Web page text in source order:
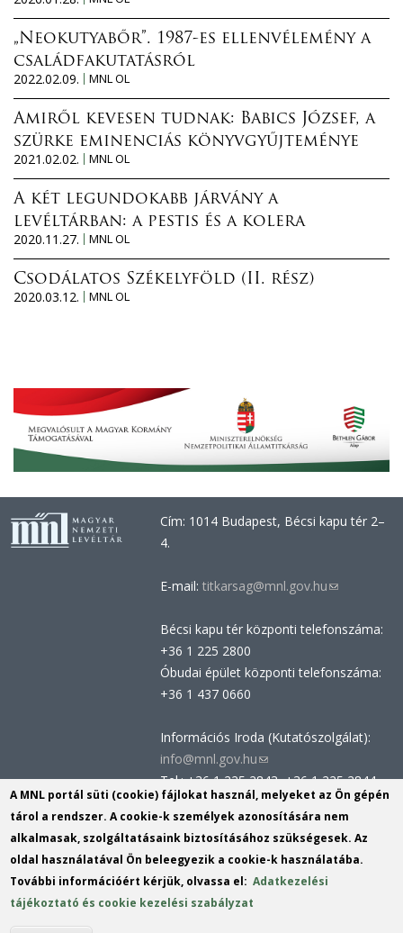
„Neokutyabőr”. 1987-es ellenvélemény a
családfakutatásról
2022.02.09.
MNL OL
Amiről kevesen tudnak: Babics József, a
szürke eminenciás könyvgyűjteménye
2021.02.02.
MNL OL
A két legundokabb járvány a
levéltárban: a pestis és a kolera
2020.11.27.
MNL OL
Csodálatos Székelyföld (II. rész)
2020.03.12.
MNL OL
Cím: 1014 Budapest, Bécsi kapu tér 2–
4.
E-mail: titkarsag@mnl.gov.hu(link
e-
Bécsi kapu tér központi telefonszáma:
+36 1 225 2800
Óbudai épület központi telefonszáma:
+36 1 437 0660
Információs Iroda (Kutatószolgálat):
info@mnl.gov.hu(link
sends
e-
mail)
Tel.: +36 1 225 2843, +36 1 225 2844
Postacím: 1014 Budapest, Bécsi kapu
tér 2-4.
Felnőttképzési nyilvántartási szám:
B/2020/002162
Engedélyszám: E/2020/000419
A MNL portál süti (cookie) fájlokat használ, melyeket az Ön gépén
tárol a rendszer. A cookie-k személyek azonosítására nem
alkalmasak, szolgáltatásaink biztosításához szükségesek. Az
oldal használatával Ön beleegyezik a cookie-k használatába.
További információért kérjük, olvassa el:Adatkezelési
tájékoztató és cookie kezelési szabályzat